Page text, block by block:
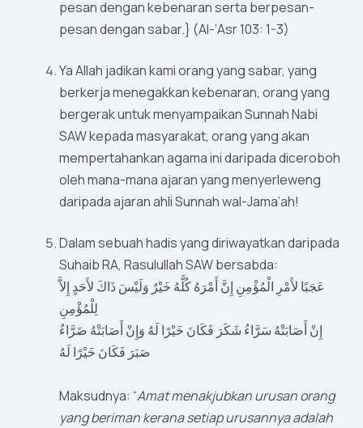
pesan dengan kebenaran serta berpesan-
pesan dengan sabar.} (Al-‘Asr 103: 1-3)
Ya Allah jadikan kami orang yang sabar, yang
berkerja menegakkan kebenaran, orang yang
bergerak untuk menyampaikan Sunnah Nabi
SAW kepada masyarakat, orang yang akan
mempertahankan agama ini daripada diceroboh
oleh mana-mana ajaran yang menyerleweng
daripada ajaran ahli Sunnah wal-Jama’ah!
Dalam sebuah hadis yang diriwayatkan daripada
Suhaib RA, Rasulullah SAW bersabda:
عَجَبًا لأَمْرِ الْمُؤْمِنِ إِنَّ أَمْرَهُ كُلَّهُ خَيْرٌ وَلَيْسَ ذَاكَ لأَحَدٍ إِلاَّ
إِنْ أَصَابَتْهُ سَرَّاءُ شَكَرَ فَكَانَ خَيْرًا لَهُ وَإِنْ أَصَابَتْهُ ضَرَّاءُ
صَبَرَ فَكَانَ خَيْرًا لَهُ
Maksudnya: “Amat menakjubkan urusan orang
yang beriman kerana setiap urusannya adalah